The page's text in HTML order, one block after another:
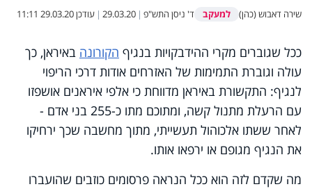
שירה דאבוש (כהן) למעקב ד' ניסן התש"פ |
29.03.20
| עודכן29.03.20 11:11
ככל שגוברים מקרי ההידבקויות בנגיף הקורונה באיראן, כך
עולה וגוברת התמימות של האזרחים אודות דרכי הריפוי
לנגיף: התקשורת באיראן מדווחת כי אלפי איראנים אושפזו
עם הרעלת מתנול קשה, ומתוכם מתו כ-255 בני אדם -
לאחר ששתו אלכוהול תעשייתי, מתוך מחשבה שכך ירחיקו
את הנגיף מגופם או ירפאו אותו.
מה שקדם לזה הוא ככל הנראה פרסומים כוזבים שהועברו